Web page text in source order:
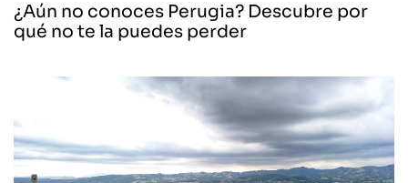
¿Aún no conoces Perugia? Descubre por
qué no te la puedes perder